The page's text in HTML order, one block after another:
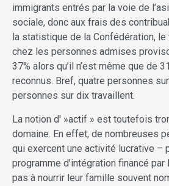
immigrants entrés par la voie de
sociale, donc aux frais des
la statistique de la Confédération, le
chez les personnes admises
37% alors qu’il n’est même que de
reconnus. Bref, quatre personnes
personnes sur dix travaillent.
La notion d' »actif » est toutefois
domaine. En effet, de nombreuses
qui exercent une activité lucrative –
programme d’intégration financé par
pas à nourrir leur famille souvent